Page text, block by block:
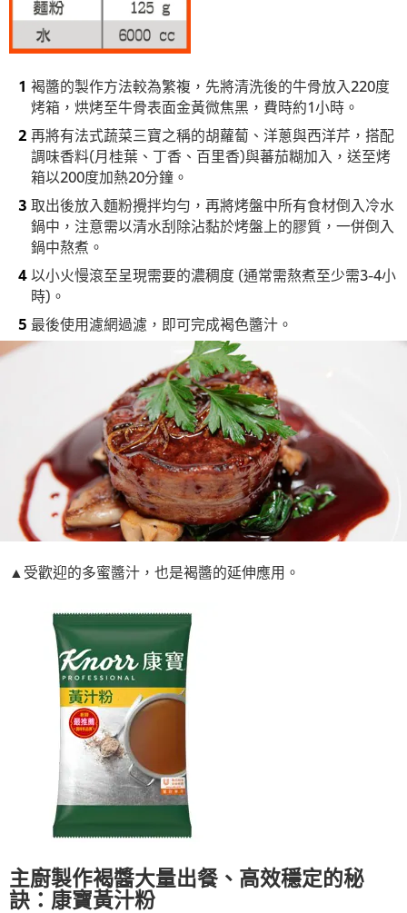
褐醬的製作方法較為繁複，先將清洗後的牛骨放入220度
烤箱，烘烤至牛骨表面金黃微焦黑，費時約1小時。
再將有法式蔬菜三寶之稱的胡蘿蔔、洋蔥與西洋芹，搭配
調味香料(月桂葉、丁香、百里香)與蕃茄糊加入，送至烤
箱以200度加熱20分鐘。
取出後放入麵粉攪拌均勻，再將烤盤中所有食材倒入冷水
鍋中，注意需以清水刮除沾黏於烤盤上的膠質，一併倒入
鍋中熬煮。
以小火慢滾至呈現需要的濃稠度 (通常需熬煮至少需3-4小
時)。
最後使用濾網過濾，即可完成褐色醬汁。
▲受歡迎的多蜜醬汁，也是褐醬的延伸應用。
主廚製作褐醬大量出餐、高效穩定的秘
訣：康寶黃汁粉